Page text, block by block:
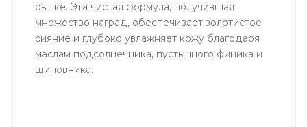
рынке. Эта чистая формула, получившая
множество наград, обеспечивает золотистое
сияние и глубоко увлажняет кожу благодаря
маслам подсолнечника, пустынного финика и
шиповника.